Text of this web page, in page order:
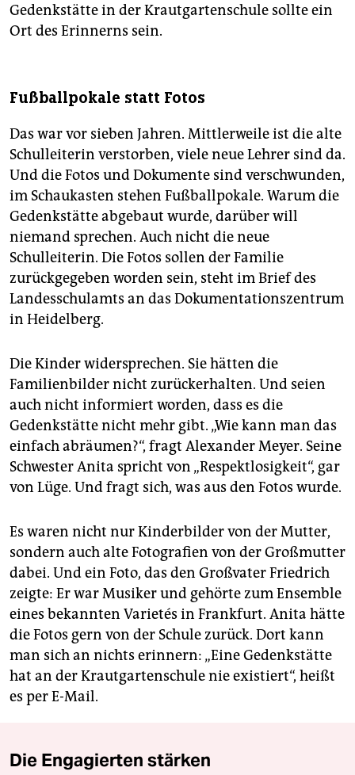
Gedenkstätte in der Krautgartenschule sollte ein
Ort des Erinnerns sein.
Fußballpokale statt Fotos
Das war vor sieben Jahren. Mittlerweile ist die alte
Schulleiterin verstorben, viele neue Lehrer sind da.
Und die Fotos und Dokumente sind verschwunden,
im Schaukasten stehen Fußballpokale. Warum die
Gedenkstätte abgebaut wurde, darüber will
niemand sprechen. Auch nicht die neue
Schulleiterin. Die Fotos sollen der Familie
zurückgegeben worden sein, steht im Brief des
Landesschulamts an das Dokumentationszentrum
in Heidelberg.
Die Kinder widersprechen. Sie hätten die
Familienbilder nicht zurückerhalten. Und seien
auch nicht informiert worden, dass es die
Gedenkstätte nicht mehr gibt. „Wie kann man das
einfach abräumen?“, fragt Alexander Meyer. Seine
Schwester Anita spricht von „Respektlosigkeit“, gar
von Lüge. Und fragt sich, was aus den Fotos wurde.
Es waren nicht nur Kinderbilder von der Mutter,
sondern auch alte Fotografien von der Großmutter
dabei. Und ein Foto, das den Großvater Friedrich
zeigte: Er war Musiker und gehörte zum Ensemble
eines bekannten Varietés in Frankfurt. Anita hätte
die Fotos gern von der Schule zurück. Dort kann
man sich an nichts erinnern: „Eine Gedenkstätte
hat an der Krautgartenschule nie existiert“, heißt
es per E-Mail.
Die Engagierten stärken